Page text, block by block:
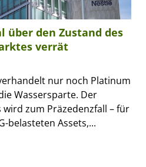
über den Zustand des
verrät
nur noch Platinum
Wassersparte. Der
wird zum Präzedenzfall – für
belasteten Assets,...